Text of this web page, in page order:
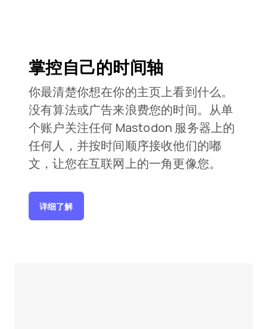
掌控自己的时间轴
你最清楚你想在你的主页上看到什么。
没有算法或广告来浪费您的时间。从单
个账户关注任何 Mastodon 服务器上的
任何人，并按时间顺序接收他们的嘟
文，让您在互联网上的一角更像您。
详细了解